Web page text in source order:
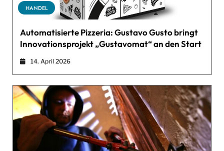
HANDEL
Automatisierte Pizzeria: Gustavo Gusto bringt
Innovationsprojekt „Gustavomat“ an den Start
14. April 2026